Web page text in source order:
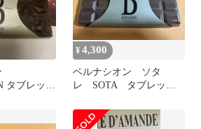
タブレット
¥4,300
ベルナシオン ソタ
レ SOTA タブレッ